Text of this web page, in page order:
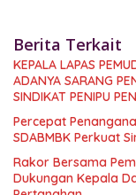
Berita Terkait
KEPALA LAPAS
ADANYA SARANG
SINDIKAT PENIPU
Percepat
SDABMBK Perkuat
Rakor Bersama
Dukungan Kepala